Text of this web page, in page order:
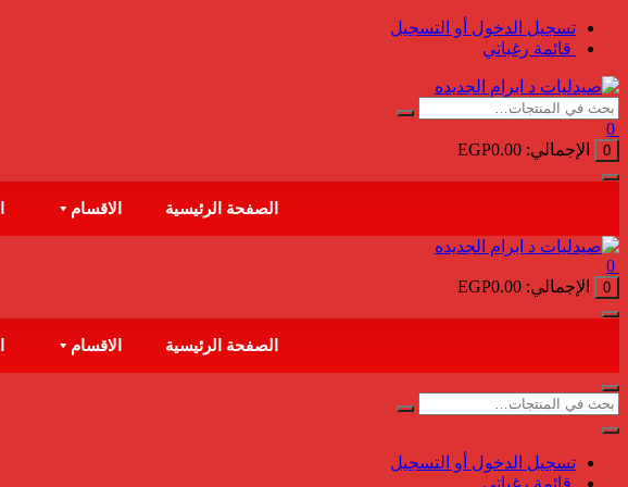
التجاوزتسجيل الدخول أو التسجيل
قائمة رغباتي
0
0 الإجمالي: EGP0.00
الصفحة الرئيسية الاقسام
0
0 الإجمالي: EGP0.00
الصفحة الرئيسية الاقسام
تسجيل الدخول أو التسجيل
قائمة رغباتي